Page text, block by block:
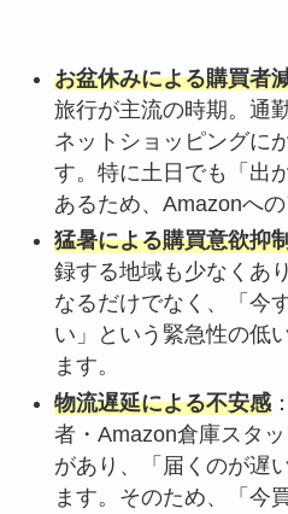
お盆休みによる購買者
旅行が主流の時期。通
ネットショッピングに
す。特に土日でも「出
あるため、Amazonへ
猛暑による購買意欲抑
録する地域も少なくあ
なるだけでなく、「今
い」という緊急性の低
ます。
物流遅延による不安感
者・Amazon倉庫スタ
があり、「届くのが遅
ます。そのため、「今